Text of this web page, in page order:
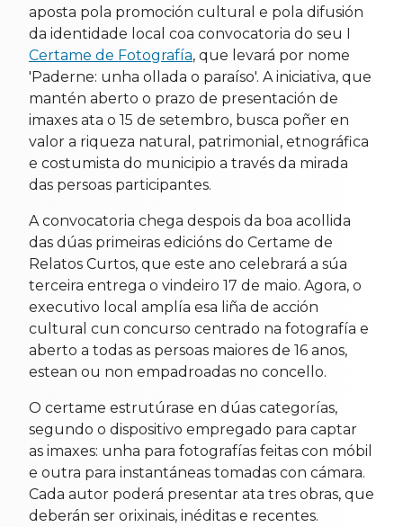
aposta pola promoción cultural e pola difusión
da identidade local coa convocatoria do seu I
Certame de Fotografía, que levará por nome
'Paderne: unha ollada o paraíso'. A iniciativa, que
mantén aberto o prazo de presentación de
imaxes ata o 15 de setembro, busca poñer en
valor a riqueza natural, patrimonial, etnográfica
e costumista do municipio a través da mirada
das persoas participantes.
A convocatoria chega despois da boa acollida
das dúas primeiras edicións do Certame de
Relatos Curtos, que este ano celebrará a súa
terceira entrega o vindeiro 17 de maio. Agora, o
executivo local amplía esa liña de acción
cultural cun concurso centrado na fotografía e
aberto a todas as persoas maiores de 16 anos,
estean ou non empadroadas no concello.
O certame estrutúrase en dúas categorías,
segundo o dispositivo empregado para captar
as imaxes: unha para fotografías feitas con móbil
e outra para instantáneas tomadas con cámara.
Cada autor poderá presentar ata tres obras, que
deberán ser orixinais, inéditas e recentes.